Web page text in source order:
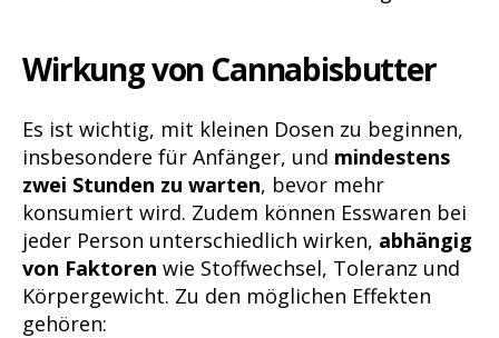
Wirkung von Cannabisbutter
Es ist wichtig, mit kleinen Dosen zu beginnen,
insbesondere für Anfänger, und mindestens
zwei Stunden zu warten, bevor mehr
konsumiert wird. Zudem können Esswaren bei
jeder Person unterschiedlich wirken, abhängig
von Faktoren wie Stoffwechsel, Toleranz und
Körpergewicht. Zu den möglichen Effekten
gehören: